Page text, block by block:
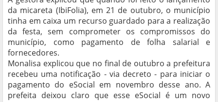
da micareta (IbiFolia), em 21 de outubro, o município
tinha em caixa um recurso guardado para a realização
da festa, sem comprometer os compromissos do
município, como pagamento de folha salarial e
fornecedores.
Monalisa explicou que no final de outubro a prefeitura
recebeu uma notificação - via decreto - para iniciar o
pagamento do eSocial em novembro desse ano. A
prefeita deixou claro que esse eSocial é um novo